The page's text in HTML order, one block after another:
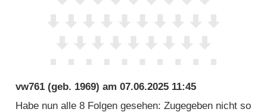
vw761 (geb. 1969) am07.06.2025 11:45
Habe nun alle 8 Folgen gesehen: Zugegeben nicht so